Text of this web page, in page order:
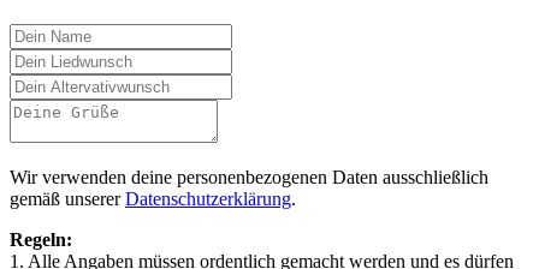
Wir verwenden deine personenbezogenen Daten ausschließlich
gemäß unsererDatenschutzerklärung.
Regeln:
1. Alle Angaben müssen ordentlich gemacht werden und es dürfen